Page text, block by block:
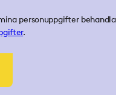
personuppgifter
.